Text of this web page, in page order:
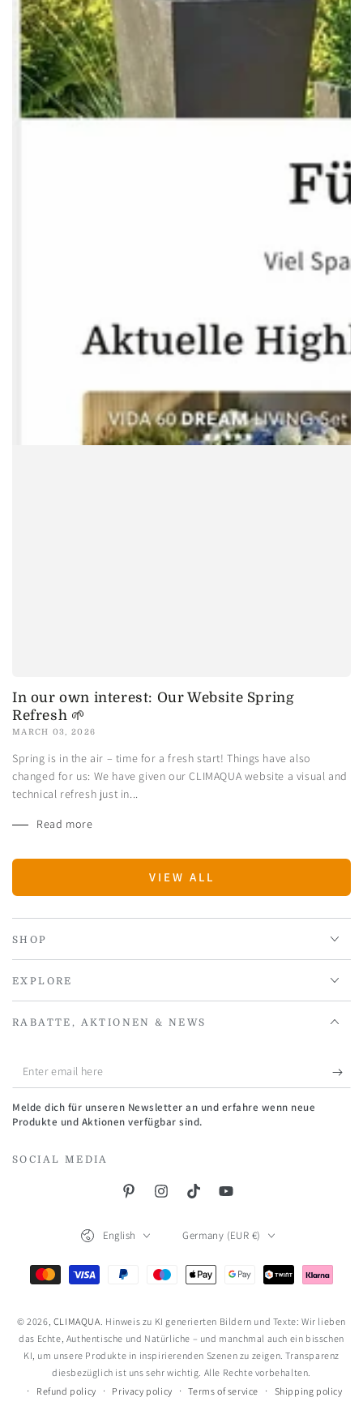
In our own interest: Our Website Spring
Refresh 🌱
MARCH 03, 2026
Spring is in the air – time for a fresh start! Things have also
changed for us: We have given our CLIMAQUA website a visual and
technical refresh just in...
Read more
VIEW ALL
SHOP
EXPLORE
RABATTE, AKTIONEN & NEWS
Enter
email
here
Melde dich für unseren Newsletter an und erfahre wenn neue
Produkte und Aktionen verfügbar sind.
SOCIAL MEDIA
PinterestInstagramTikTokYouTube
© 2026, CLIMAQUA. Hinweis zu KI generierten Bildern und Texte: Wir lieben
das Echte, Authentische und Natürliche – und manchmal auch ein bisschen
KI, um unsere Produkte in inspirierenden Szenen zu zeigen. Transparenz
diesbezüglich ist uns sehr wichtig. Alle Rechte vorbehalten.
Refund policy
Privacy policy Terms of service
Shipping policy
English Germany (EUR €)
Payment